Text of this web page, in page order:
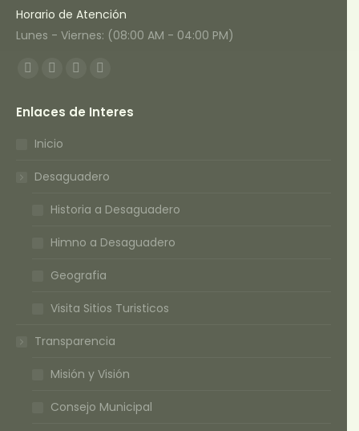
Horario de Atención
Lunes - Viernes: (08:00 AM - 04:00 PM)
Encuéntranos en:
Facebook
opens
in
window
Twitter
opens
in
window
YouTube
opens
window
Instagram
opens
window
Enlaces de Interes
Inicio
Desaguadero
Historia a Desaguadero
Himno a Desaguadero
Geografia
Visita Sitios Turisticos
Transparencia
Misión y Visión
Consejo Municipal